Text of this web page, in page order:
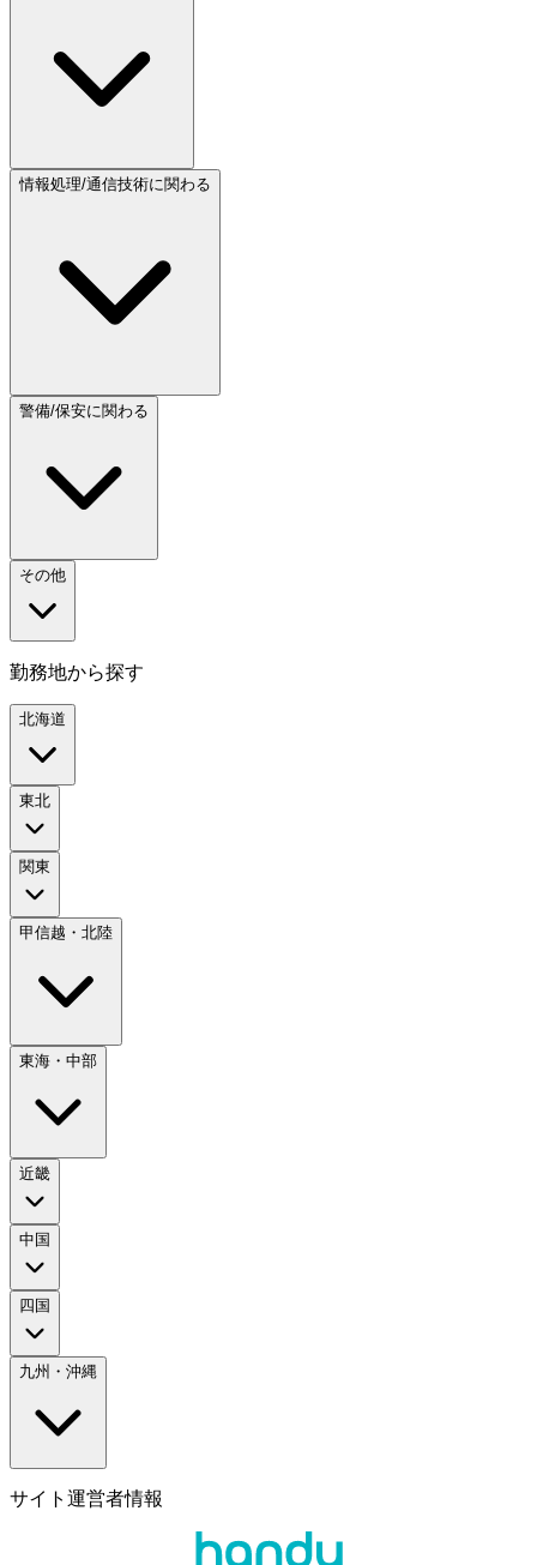
情報処理/通信技術に関わる
警備/保安に関わる
その他
勤務地から探す
北海道
東北
関東
甲信越・北陸
東海・中部
近畿
中国
四国
九州・沖縄
サイト運営者情報